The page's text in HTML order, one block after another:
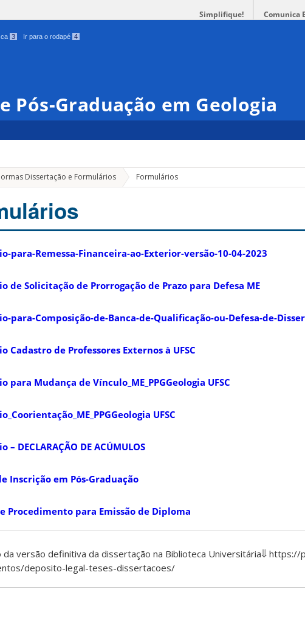
Simplifique! Comunica
3 Ir para o rodapé 4
Pós-Graduação em Geologia
Dissertação e Formulários Formulários
para-Remessa-Financeira-ao-Exterior-versão-10-04-2023
de Solicitação de Prorrogação de Prazo para Defesa ME
para-Composição-de-Banca-de-Qualificação-ou-Defesa-de-
Cadastro de Professores Externos à UFSC
para Mudança de Vínculo_ME_PPGGeologia UFSC
UFSC
– DECLARAÇÃO DE ACÚMULOS
Inscrição em Pós-Graduação
Procedimento para Emissão de Diploma
versão definitiva da dissertação na Biblioteca Universitária⇓ https://
deposito-legal-teses-dissertacoes/